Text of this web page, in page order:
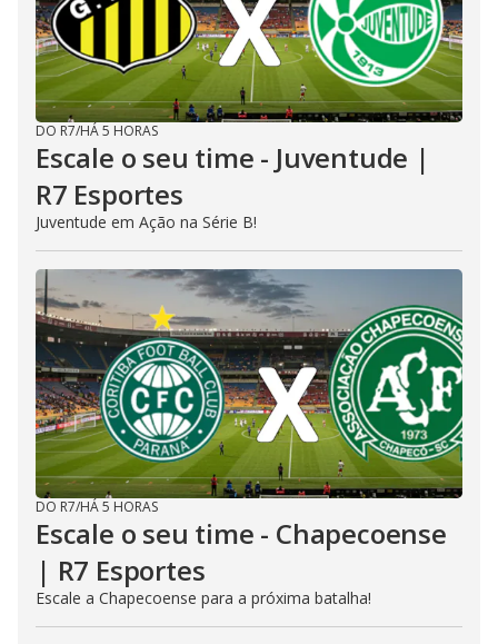
DO R7/HÁ 5 HORAS
Escale o seu time - Juventude |
R7 Esportes
Juventude em Ação na Série B!
DO R7/HÁ 5 HORAS
Escale o seu time - Chapecoense
| R7 Esportes
Escale a Chapecoense para a próxima batalha!